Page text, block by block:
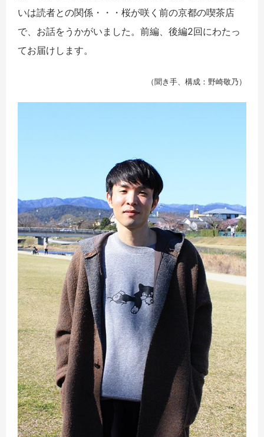
いは読者との関係・・・桜が咲く前の京都の喫茶店
で、お話をうかがいました。前編、後編2回にわたっ
てお届けします。
（聞き手、構成：野崎敬乃）